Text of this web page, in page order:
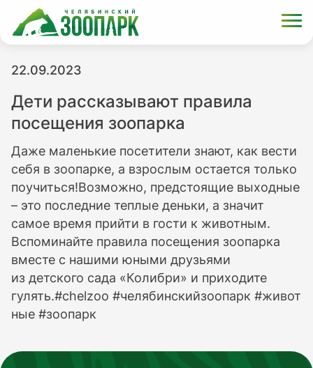
22.09.2023
Дети рассказывают правила
посещения зоопарка
Даже маленькие посетители знают, как вести
себя в зоопарке, а взрослым остается только
поучиться!Возможно, предстоящие выходные
– это последние теплые деньки, а значит
самое время прийти в гости к животным.
Вспоминайте правила посещения зоопарка
вместе с нашими юными друзьями
из детского сада «Колибри» и приходите
гулять.#chelzoo #челябинскийзоопарк #живот
ные #зоопарк